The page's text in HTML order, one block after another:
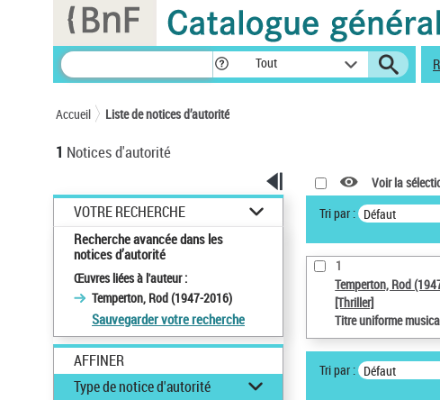
Tout
Accueil Liste de notices d’autorité
1 Notices d'autorité
VOTRE RECHERCHE
Recherche avancée dans les
notices d’autorité
Œuvres liées à l'auteur :
Temperton, Rod (1947-2016)
Sauvegarder votre recherche
AFFINER
Type de notice d'autorité
Voir la
Tri par : Défaut
1
Temperton, Rod
[Thriller]
Titre uniforme
Tri par : Défaut
Panneau de gestion des cookies